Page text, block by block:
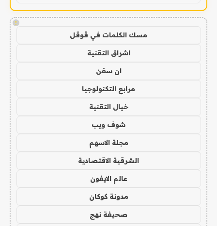
!
مسك الكلمات في قوقل
اشراق التقنية
ان سفن
مرابع التكنولوجيا
خيال التقنية
شوف ويب
مجلة الاسهم
الشرقية الاقتصادية
عالم الايفون
مدونة كوكان
صحيفة نهج